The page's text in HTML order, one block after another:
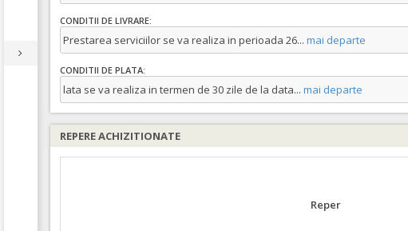
CONDITII DE LIVRARE:
Prestarea serviciilor se va realiza in perioada 26... mai departe
CONDITII DE PLATA:
lata se va realiza in termen de 30 zile de la data... mai departe
REPERE ACHIZITIONATE
Reper